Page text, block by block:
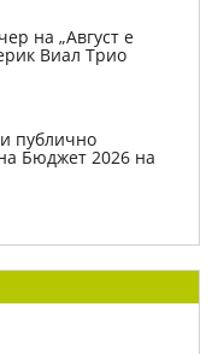
на „Август е
Виал Трио
публично
Бюджет 2026 на